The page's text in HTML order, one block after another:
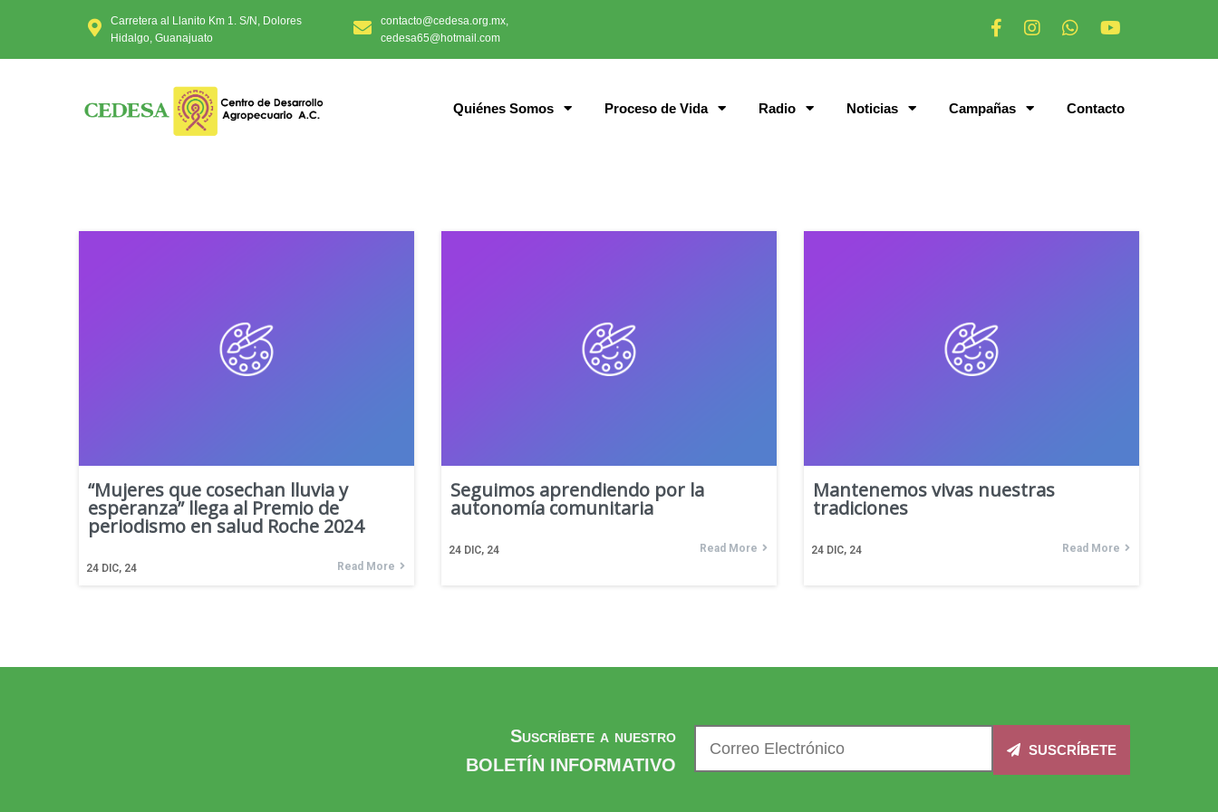
Carretera al Llanito Km 1. S/N, Dolores
Hidalgo, Guanajuato
contacto@cedesa.org.mx,
cedesa65@hotmail.com
Quiénes Somos Proceso de Vida Radio Noticias Campañas Contacto
“Mujeres que cosechan lluvia y
esperanza” llega al Premio de
periodismo en salud Roche 2024
24 DIC, 24 Read More
Seguimos aprendiendo por la
autonomía comunitaria
24 DIC, 24 Read More
Mantenemos vivas nuestras
tradiciones
24 DIC, 24 Read More
Suscríbete a nuestro
BOLETÍN INFORMATIVO
SUSCRÍBETE